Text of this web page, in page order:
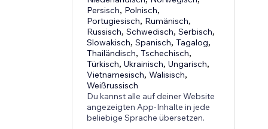
Persisch, Polnisch,
Portugiesisch, Rumänisch,
Russisch,Schwedisch,Serbisch,
Slowakisch,Spanisch,Tagalog,
Thailändisch,Tschechisch,
Türkisch,Ukrainisch,Ungarisch,
Vietnamesisch,Walisisch,
Weißrussisch
Du kannst alle auf deiner Website
angezeigten App-Inhalte in jede
beliebige Sprache übersetzen.